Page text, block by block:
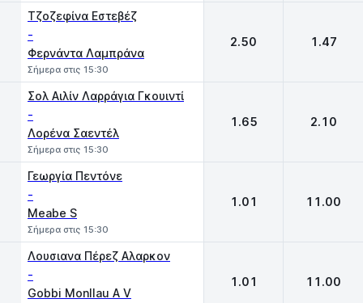
Τζοζεφίνα Εστεβέζ
-
Φερνάντα Λαμπράνα
Σήμερα στις 15:30
2.50 1.47
Σολ Αιλίν Λαρράγια Γκουιντί
-
Λορένα Σαεντέλ
Σήμερα στις 15:30
1.65 2.10
Γεωργία Πεντόνε
-
Meabe S
Σήμερα στις 15:30
1.01 11.00
Λουσιανα Πέρεζ Αλαρκον
-
Gobbi Monllau A V
1.01 11.00